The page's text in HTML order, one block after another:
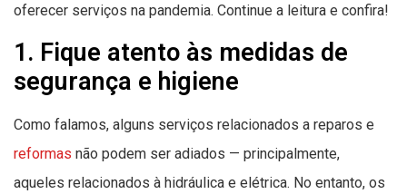
oferecer serviços na pandemia. Continue a leitura e confira!
1. Fique atento às medidas de
segurança e higiene
Como falamos, alguns serviços relacionados a reparos e
reformas não podem ser adiados — principalmente,
aqueles relacionados à hidráulica e elétrica. No entanto, os